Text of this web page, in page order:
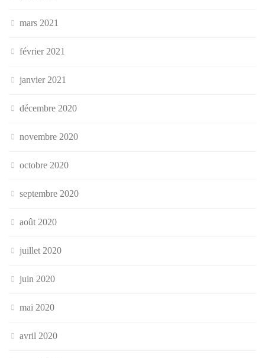
mars 2021
février 2021
janvier 2021
décembre 2020
novembre 2020
octobre 2020
septembre 2020
août 2020
juillet 2020
juin 2020
mai 2020
avril 2020